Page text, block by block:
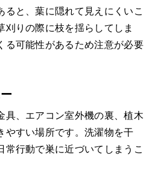
ると、葉に隠れて見えにくいこ
刈りの際に枝を揺らしてしま
る可能性があるため注意が必要
具、エアコン室外機の裏、植木
やすい場所です。洗濯物を干
常行動で巣に近づいてしまうこ